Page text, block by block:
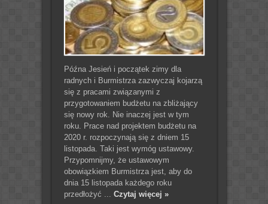
Późna Jesień i początek zimy dla
radnych i Burmistrza zazwyczaj kojarzą
się z pracami związanymi z
przygotowaniem budżetu na zbliżający
się nowy rok. Nie inaczej jest w tym
roku. Prace nad projektem budżetu na
2020 r. rozpoczynają się z dniem 15
listopada. Taki jest wymóg ustawowy.
Przypomnijmy, że ustawowym
obowiązkiem Burmistrza jest, aby do
dnia 15 listopada każdego roku
przedłożyć ... Czytaj więcej »